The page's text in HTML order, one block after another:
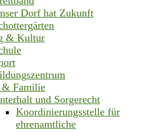
Dorf hat Zukunft
& Kultur
& Familie
und Sorgerecht
Koordinierungsstelle für
ehrenamtliche